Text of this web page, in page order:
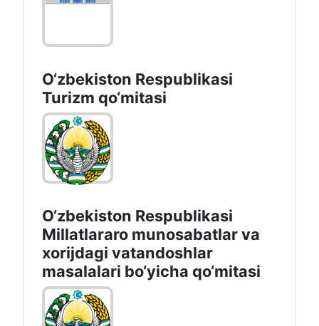
Oʻzbekiston Respublikasi
huzuridagi Sanitariya-
epidemiologik osoyishtalik va
jamoat salomatligi qoʻmitasi
O‘zbekiston Respublikasi
Turizm qo‘mitasi